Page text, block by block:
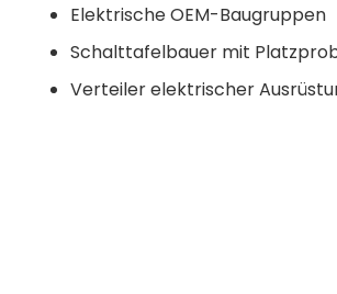
Elektrische OEM-Baugruppen
Schalttafelbauer mit
Verteiler elektrischer